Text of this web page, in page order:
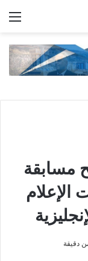
مسابقة
الإعلام
دقيقة